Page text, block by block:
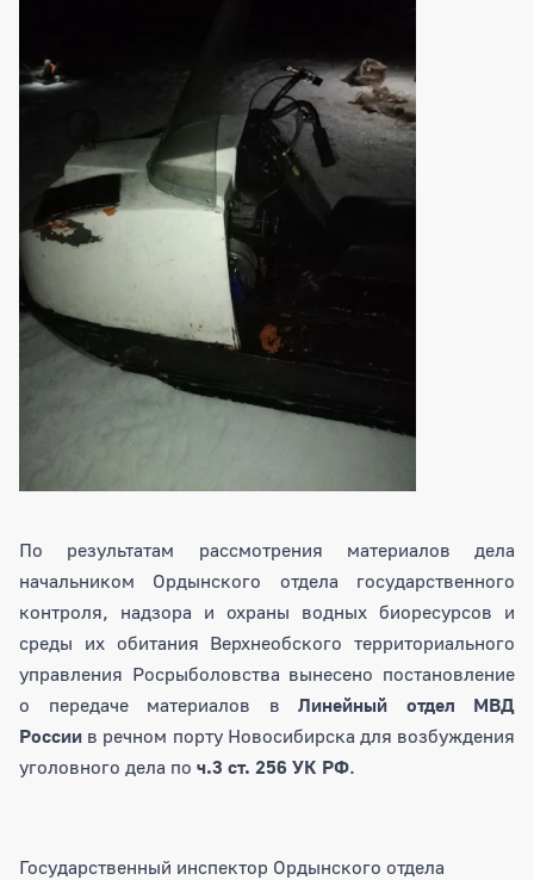
По результатам рассмотрения материалов дела
начальником Ордынского отдела государственного
контроля, надзора и охраны водных биоресурсов и
среды их обитания Верхнеобского территориального
управления Росрыболовства вынесено постановление
о передаче материалов в Линейный отдел МВД
России в речном порту Новосибирска для возбуждения
уголовного дела по ч.3 ст. 256 УК РФ.
Государственный инспектор Ордынского отдела